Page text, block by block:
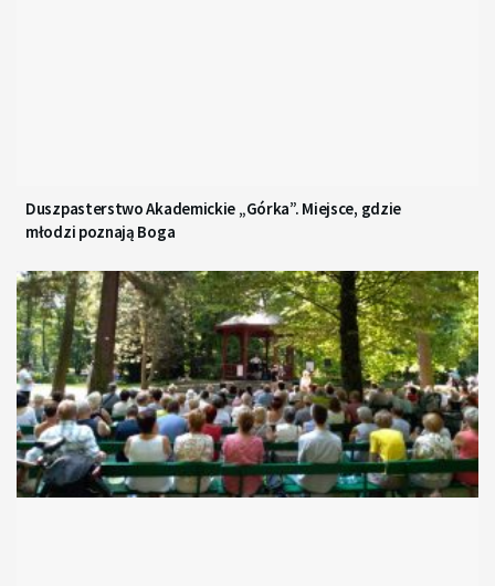
Duszpasterstwo Akademickie „Górka”. Miejsce, gdzie
młodzi poznają Boga